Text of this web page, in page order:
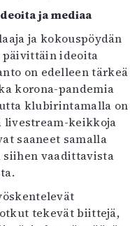
ja mediaa
ja kokouspöydän
päivittäin ideoita
on edelleen tärkeä
korona-pandemia
klubirintamalla on
keikkoja
saaneet samalla
siihen vaadittavista
tekevät biittejä,